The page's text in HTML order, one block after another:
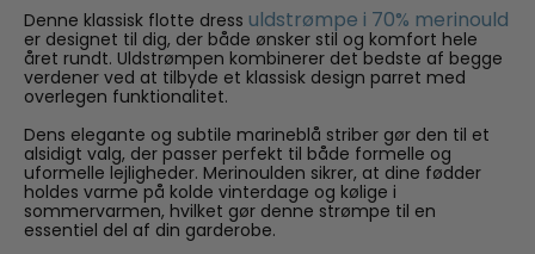
Denne klassisk flotte dress uldstrømpe i 70% merinould
er designet til dig, der både ønsker stil og komfort hele
året rundt. Uldstrømpen kombinerer det bedste af begge
verdener ved at tilbyde et klassisk design parret med
overlegen funktionalitet.
Dens elegante og subtile marineblå striber gør den til et
alsidigt valg, der passer perfekt til både formelle og
uformelle lejligheder. Merinoulden sikrer, at dine fødder
holdes varme på kolde vinterdage og kølige i
sommervarmen, hvilket gør denne strømpe til en
essentiel del af din garderobe.